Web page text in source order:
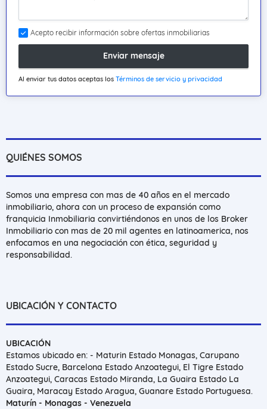
Acepto recibir información sobre ofertas inmobiliarias
Enviar mensaje
Al enviar tus datos aceptas los Términos de servicio y privacidad
QUIÉNES SOMOS
Somos una empresa con mas de 40 años en el mercado
inmobiliario, ahora con un proceso de expansión como
franquicia Inmobiliaria convirtiéndonos en unos de los Broker
Inmobiliario con mas de 20 mil agentes en latinoamerica, nos
enfocamos en una negociación con ética, seguridad y
responsabilidad.
UBICACIÓN Y CONTACTO
UBICACIÓN
Estamos ubicado en: - Maturin Estado Monagas, Carupano
Estado Sucre, Barcelona Estado Anzoategui, El Tigre Estado
Anzoategui, Caracas Estado Miranda, La Guaira Estado La
Guaira, Maracay Estado Aragua, Guanare Estado Portuguesa.
Maturín - Monagas - Venezuela